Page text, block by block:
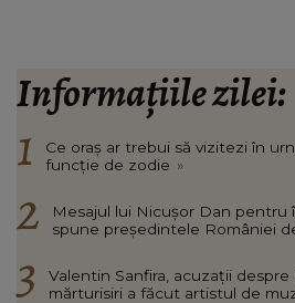
Informațiile zilei:
Ce oraș ar trebui să vizitezi în
funcție de zodie »
Mesajul lui Nicușor Dan pentru
spune președintele României
Valentin Sanfira, acuzații
mărturisiri a făcut artistul de